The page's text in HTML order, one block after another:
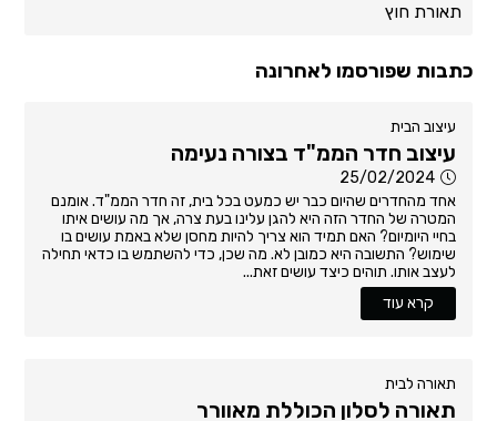
תאורת חוץ
כתבות שפורסמו לאחרונה
עיצוב הבית
עיצוב חדר הממ"ד בצורה נעימה
25/02/2024
אחד מהחדרים שהיום כבר יש כמעט בכל בית, זה חדר הממ"ד. אומנם
המטרה של החדר הזה היא להגן עלינו בעת צרה, אך מה עושים איתו
בחיי היומיום? האם תמיד הוא צריך להיות מחסן שלא באמת עושים בו
שימוש? התשובה היא כמובן לא. מה שכן, כדי להשתמש בו כדאי תחילה
לעצב אותו. תוהים כיצד עושים זאת...
קרא עוד
תאורה לבית
תאורה לסלון הכוללת מאוורר